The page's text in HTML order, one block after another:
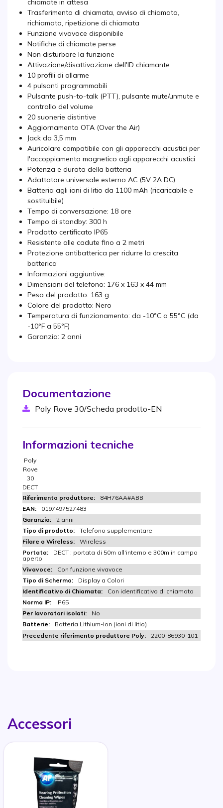
Trasferimento di chiamata, avviso di chiamata,
richiamata, ripetizione di chiamata
Funzione vivavoce disponibile
Notifiche di chiamate perse
Non disturbare la funzione
Attivazione/disattivazione dell'ID chiamante
10 profili di allarme
4 pulsanti programmabili
Pulsante push-to-talk (PTT), pulsante mute/unmute e
controllo del volume
20 suonerie distintive
Aggiornamento OTA (Over the Air)
Jack da 3,5 mm
Auricolare compatibile con gli apparecchi acustici per
l'accoppiamento magnetico agli apparecchi acustici
Potenza e durata della batteria
Adattatore universale esterno AC (5V 2A DC)
Batteria agli ioni di litio da 1100 mAh (ricaricabile e
sostituibile)
Tempo di conversazione: 18 ore
Tempo di standby: 300 h
Prodotto certificato IP65
Resistente alle cadute fino a 2 metri
Protezione antibatterica per ridurre la crescita
batterica
Informazioni aggiuntive:
Dimensioni del telefono: 176 x 163 x 44 mm
Peso del prodotto: 163 g
Colore del prodotto: Nero
Temperatura di funzionamento: da -10°C a 55°C (da
-10°F a 55°F)
Garanzia: 2 anni
Documentazione
Poly Rove 30/Scheda prodotto-EN
Informazioni tecniche
Poly
Rove
30
DECT
84H76AA#ABB
0197497527483
2 anni
Telefono supplementare
Wireless
DECT : portata di 50m all'interno e 300m in campo
aperto
Con funzione vivavoce
Display a Colori
Con identificativo di chiamata
IP65
No
Batteria Lithium-Ion (ioni di litio)
2200-86930-101
Accessori